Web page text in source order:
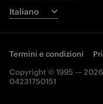
Termini e condizioni
Copyright © 1995 — 2026
04231750151